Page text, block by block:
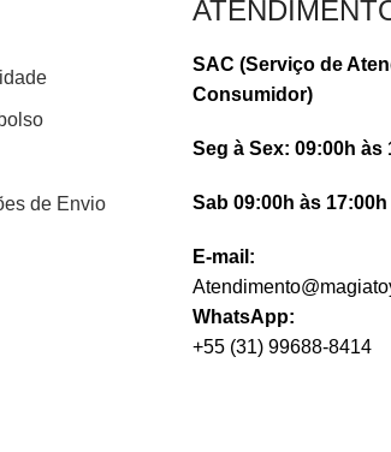
de Envio
SAC (Serviço de
Consumidor)
Seg à Sex: 09:00h às
Sab 09:00h às 17:00h
E-mail:
WhatsApp:
+55 (31) 99688-8414